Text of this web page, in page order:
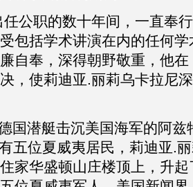
公职的数十年间，一直奉
包括学术讲演在内的任何
自奉，深得朝野敬重，他
，使莉迪亚.丽莉乌卡拉尼
国潜艇击沉美国海军的阿兹
五位夏威夷居民，莉迪亚.
家华盛顿山庄楼顶上，升